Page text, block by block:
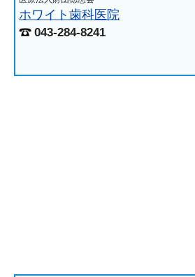
ホワイト歯科医院
043-284-8241